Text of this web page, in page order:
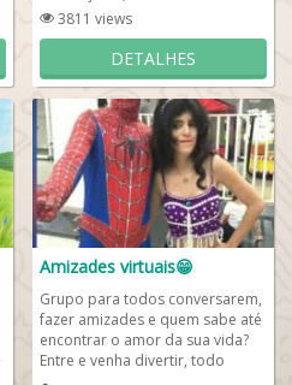
3811 views
DETALHES
Amizades virtuais😁
Grupo para todos conversarem,
fazer amizades e quem sabe até
encontrar o amor da sua vida?
Entre e venha divertir, todo
mundo é bastante gente boa,